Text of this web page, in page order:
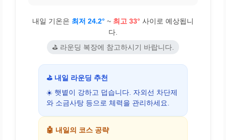
내일 기온은 최저 24.2° ~ 최고 33° 사이로 예상됩니
다.
⛳ 라운딩 복장에 참고하시기 바랍니다.
⛳ 내일 라운딩 추천
☀️ 햇볕이 강하고 덥습니다. 자외선 차단제
와 소금사탕 등으로 체력을 관리하세요.
🤖 내일의 코스 공략